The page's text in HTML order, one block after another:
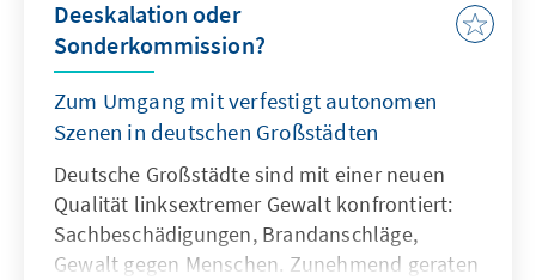
Deeskalation oder
Sonderkommission?
Zum Umgang mit verfestigt autonomen
Szenen in deutschen Großstädten
Deutsche Großstädte sind mit einer neuen
Qualität linksextremer Gewalt konfrontiert:
Sachbeschädigungen, Brandanschläge,
Gewalt gegen Menschen. Zunehmend geraten